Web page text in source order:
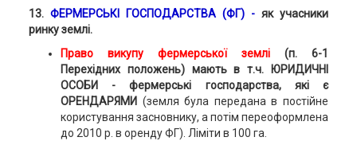
13. ФЕРМЕРСЬКІ ГОСПОДАРСТВА (ФГ) -як учасники
ринку землі.
Право викупу фермерської землі (п. 6-1
Перехідних положень) мають в т.ч. ЮРИДИЧНІ
ОСОБИ - фермерські господарства, які є
ОРЕНДАРЯМИ (земля була передана в постійне
користування засновнику, а потім переоформлена
до 2010 р. в оренду ФГ). Ліміти в 100 га.